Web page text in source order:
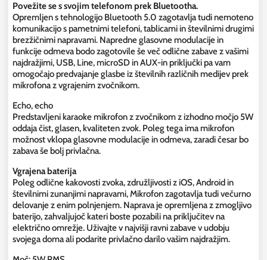
Povežite se s svojim telefonom prek Bluetootha.
Opremljen s tehnologijo Bluetooth 5.0 zagotavlja tudi nemoteno
komunikacijo s pametnimi telefoni, tablicami in številnimi drugimi
brezžičnimi napravami. Napredne glasovne modulacije in
funkcije odmeva bodo zagotovile še več odlične zabave z vašimi
najdražjimi, USB, Line, microSD in AUX-in priključki pa vam
omogočajo predvajanje glasbe iz številnih različnih medijev prek
mikrofona z vgrajenim zvočnikom.
Echo, echo
Predstavljeni karaoke mikrofon z zvočnikom z izhodno močjo 5W
oddaja čist, glasen, kvaliteten zvok. Poleg tega ima mikrofon
možnost vklopa glasovne modulacije in odmeva, zaradi česar bo
zabava še bolj privlačna.
Vgrajena baterija
Poleg odlične kakovosti zvoka, združljivosti z iOS, Android in
številnimi zunanjimi napravami, Mikrofon zagotavlja tudi večurno
delovanje z enim polnjenjem. Naprava je opremljena z zmogljivo
baterijo, zahvaljujoč kateri boste pozabili na priključitev na
električno omrežje. Uživajte v najvišji ravni zabave v udobju
svojega doma ali podarite privlačno darilo vašim najdražjim.